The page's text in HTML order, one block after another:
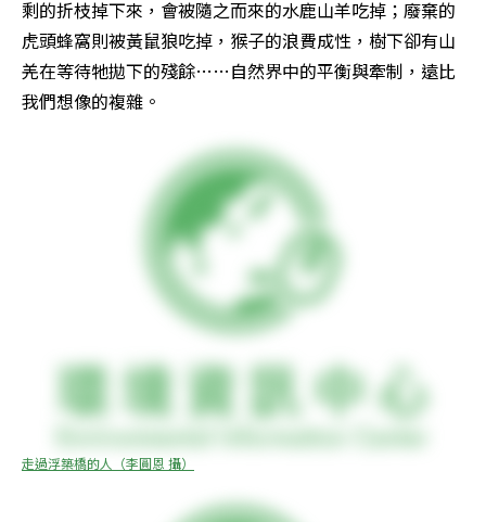
剩的折枝掉下來，會被隨之而來的水鹿山羊吃掉；廢棄的
虎頭蜂窩則被黃鼠狼吃掉，猴子的浪費成性，樹下卻有山
羌在等待牠拋下的殘餘……自然界中的平衡與牽制，遠比
我們想像的複雜。
走過浮築橋的人（李圓恩 攝）